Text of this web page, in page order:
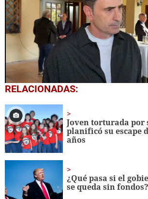
0
seconds
6
minutes,
11
seconds
RELACIONADAS:
Joven torturada por
planificó su escape
años
¿Qué pasa si el
se queda sin fondos?